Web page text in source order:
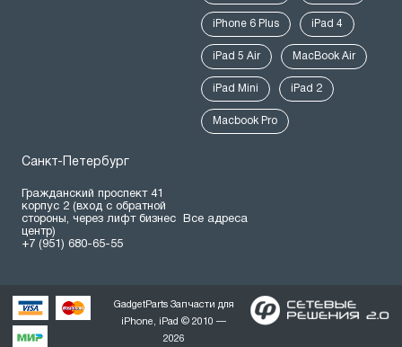
iPhone 6 Plus iPad 4
iPad 5 Air MacBook Air
iPad Mini iPad 2
Macbook Pro
Санкт-Петербург
Гражданский проспект 41
корпус 2 (вход с обратной
стороны, через лифт бизнес
центр)
+7 (951) 680-65-55
Все адреса
GadgetParts Запчасти для
iPhone, iPad © 2010 —
2026